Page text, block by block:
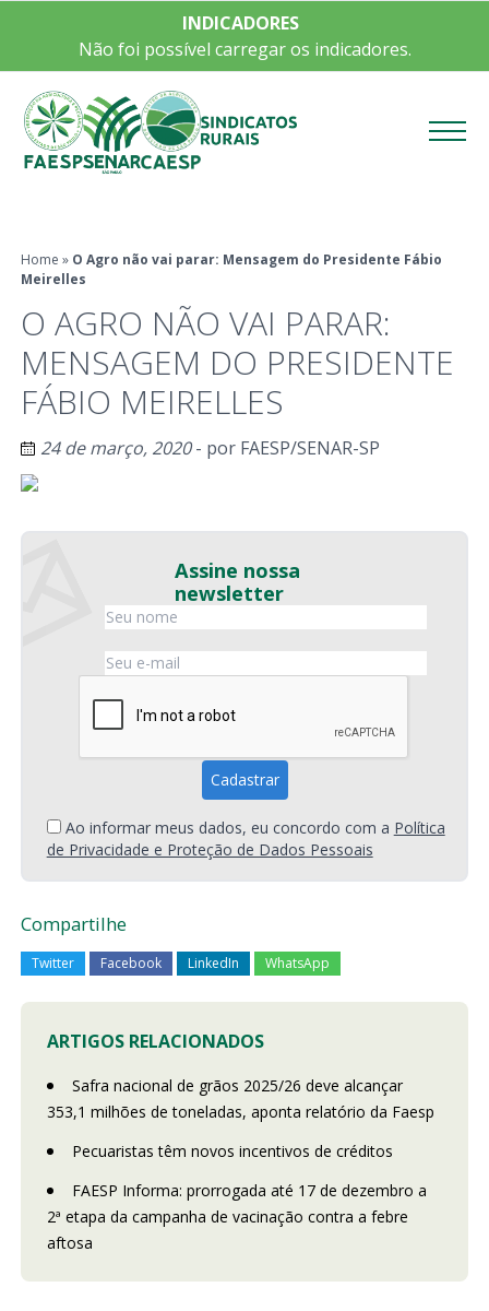
INDICADORES
Não foi possível carregar os indicadores.
Home » O Agro não vai parar: Mensagem do Presidente Fábio
Meirelles
O AGRO NÃO VAI PARAR:
MENSAGEM DO PRESIDENTE
FÁBIO MEIRELLES
24 de março, 2020- por FAESP/SENAR-SP
Assine nossa
newsletter
Ao informar meus dados, eu concordo com a Política
de Privacidade e Proteção de Dados Pessoais
Compartilhe
Twitter Facebook LinkedIn WhatsApp
ARTIGOS RELACIONADOS
Safra nacional de grãos 2025/26 deve alcançar
353,1 milhões de toneladas, aponta relatório da Faesp
Pecuaristas têm novos incentivos de créditos
FAESP Informa: prorrogada até 17 de dezembro a
2ª etapa da campanha de vacinação contra a febre
aftosa